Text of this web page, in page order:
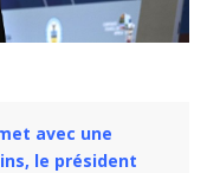
avec une
le président